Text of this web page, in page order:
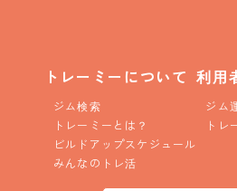
トレーミーについて
ジム検索
トレーミーとは？
ビルドアップスケジュール
みんなのトレ活
利用
ジム
トレ